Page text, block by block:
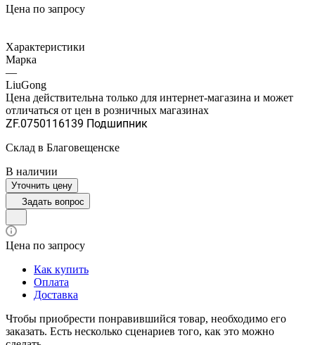
Цена по запросу
Характеристики
Марка
—
LiuGong
Цена действительна только для интернет-магазина и может
отличаться от цен в розничных магазинах
ZF.0750116139 Подшипник
Склад в Благовещенске
В наличии
Уточнить цену
Задать вопрос
Цена по запросу
Как купить
Оплата
Доставка
Чтобы приобрести понравившийся товар, необходимо его
заказать. Есть несколько сценариев того, как это можно